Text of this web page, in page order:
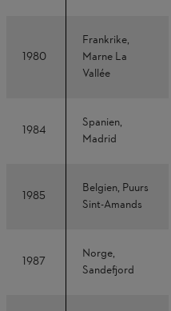
1980
Frankrike,
Marne La
Vallée
1984
Spanien,
Madrid
1985
Belgien, Puurs
Sint-Amands
1987
Norge,
Sandefjord